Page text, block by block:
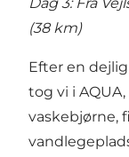
(38 km)
Efter en
tog vi i AQUA
vaskebjørne,